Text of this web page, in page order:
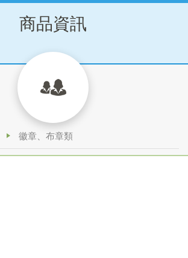
商品資訊
徽章、布章類